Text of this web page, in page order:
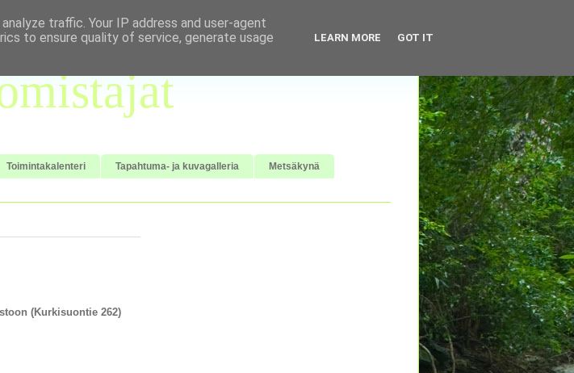
Toimintakalenteri Tapahtuma- ja kuvagalleria Metsäkynä
(Kurkisuontie 262)
traffic. Your IP address and user-agent
to ensure quality of service, generate usage
LEARN MORE GOT IT